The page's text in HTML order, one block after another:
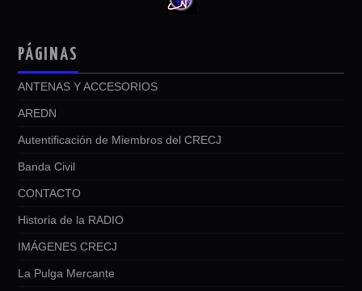
PÁGINAS
ANTENAS Y ACCESORIOS
AREDN
Autentificación de Miembros del CRECJ
Banda Civil
CONTACTO
Historia de la RADIO
IMÁGENES CRECJ
La Pulga Mercante